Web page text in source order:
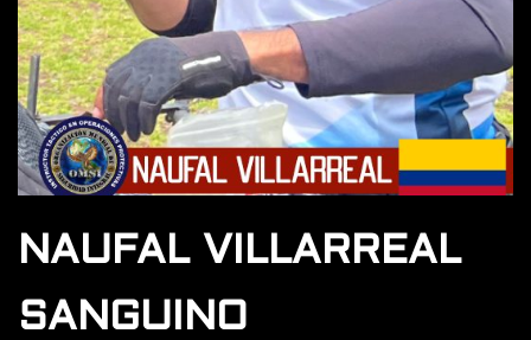
NAUFAL VILLARREAL
SANGUINO